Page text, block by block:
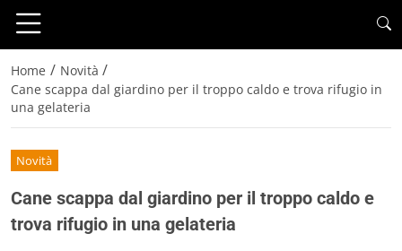
Home / Novità /
Cane scappa dal giardino per il troppo caldo e trova rifugio in
una gelateria
Novità
Cane scappa dal giardino per il troppo caldo e
trova rifugio in una gelateria